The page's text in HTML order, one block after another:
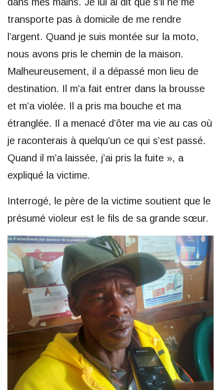
transporte pas à domicile de me rendre
l’argent. Quand je suis montée sur la moto,
nous avons pris le chemin de la maison.
Malheureusement, il a dépassé mon lieu de
destination. Il m’a fait entrer dans la brousse
et m’a violée. Il a pris ma bouche et ma
étranglée. Il a menacé d’ôter ma vie au cas où
je raconterais à quelqu’un ce qui s’est passé.
Quand il m’a laissée, j’ai pris la fuite », a
expliqué la victime.
Interrogé, le père de la victime soutient que le
présumé violeur est le fils de sa grande sœur.